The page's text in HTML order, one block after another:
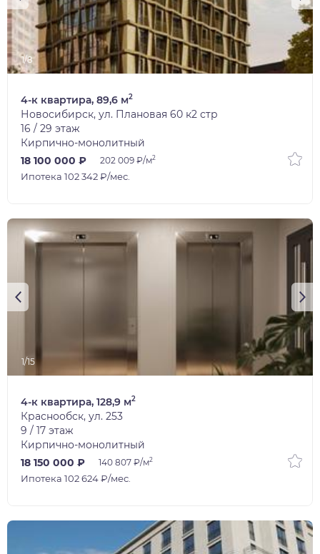
1/8
4-к квартира, 89,6 м2
Новосибирск, ул. Плановая 60 к2 стр
16 / 29 этаж
Кирпично-монолитный
18 100 000 ₽
202 009 ₽/м2
Ипотека 102 342 ₽/мес.
1/15
4-к квартира, 128,9 м2
Краснообск, ул. 253
9 / 17 этаж
Кирпично-монолитный
18 150 000 ₽
140 807 ₽/м2
Ипотека 102 624 ₽/мес.